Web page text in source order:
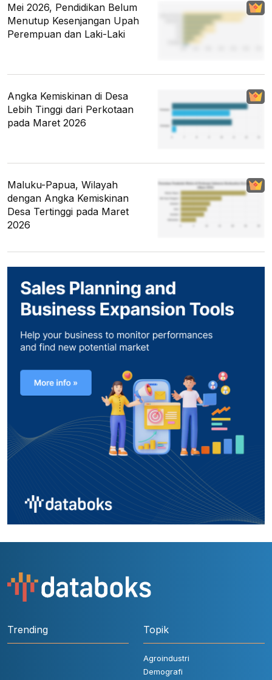
Mei 2026, Pendidikan Belum
Menutup Kesenjangan Upah
Perempuan dan Laki-Laki
Angka Kemiskinan di Desa
Lebih Tinggi dari Perkotaan
pada Maret 2026
Maluku-Papua, Wilayah
dengan Angka Kemiskinan
Desa Tertinggi pada Maret
2026
Trending Topik
Agroindustri
Demografi